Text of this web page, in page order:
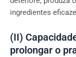
ingredientes
(II)
prolongar o